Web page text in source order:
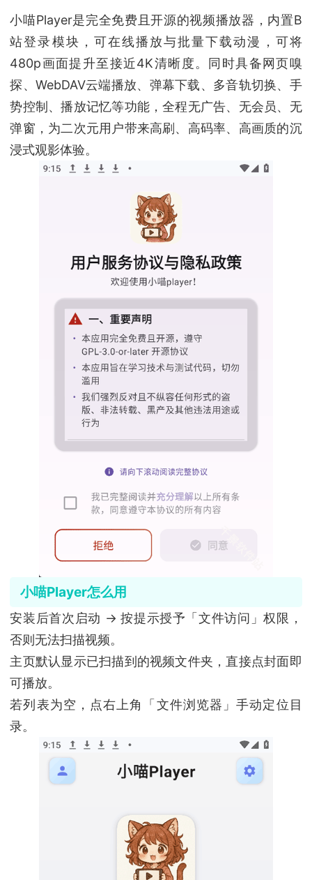
小喵Player是完全免费且开源的视频播放器，内置B
站登录模块，可在线播放与批量下载动漫，可将
480p画面提升至接近4K清晰度。同时具备网页嗅
探、WebDAV云端播放、弹幕下载、多音轨切换、手
势控制、播放记忆等功能，全程无广告、无会员、无
弹窗，为二次元用户带来高刷、高码率、高画质的沉
浸式观影体验。
小喵Player怎么用
安装后首次启动 → 按提示授予「文件访问」权限，
否则无法扫描视频。
主页默认显示已扫描到的视频文件夹，直接点封面即
可播放。
若列表为空，点右上角「文件浏览器」手动定位目
录。